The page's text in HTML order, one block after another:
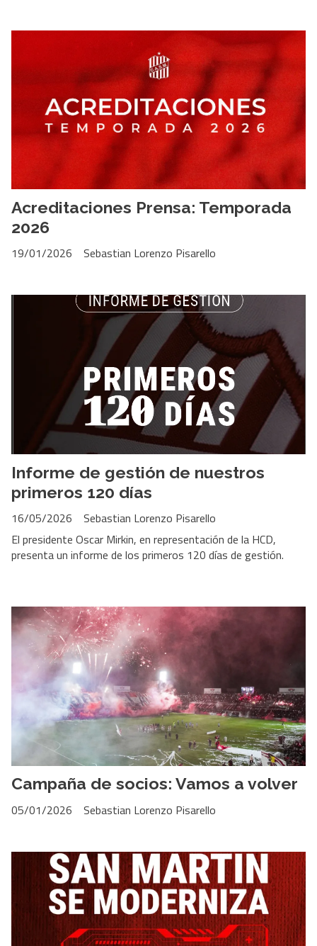
Acreditaciones Prensa: Temporada
2026
Sebastian Lorenzo Pisarello
19/01/2026
Informe de gestión de nuestros
primeros 120 días
Sebastian Lorenzo Pisarello
16/05/2026
El presidente Oscar Mirkin, en representación de la HCD,
presenta un informe de los primeros 120 días de gestión.
Campaña de socios: Vamos a volver
Sebastian Lorenzo Pisarello
05/01/2026